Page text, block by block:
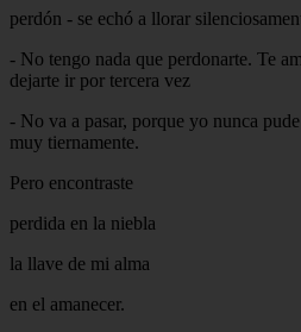
perdón - se echó a llorar
- No tengo nada que perdonarte. Te
dejarte ir por tercera vez
- No va a pasar, porque yo nunca
muy tiernamente.
Pero encontraste
perdida en la niebla
la llave de mi alma
en el amanecer.